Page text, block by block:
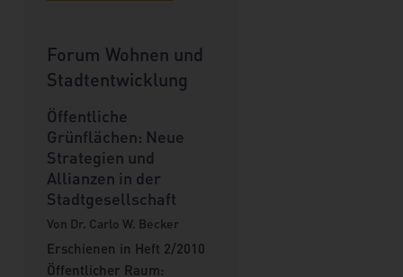
Forum Wohnen und
Stadtentwicklung
Öffentliche
Grünflächen: Neue
Strategien und
Allianzen in der
Stadtgesellschaft
Von Dr. Carlo W. Becker
Erschienen in Heft 2/2010
Öffentlicher Raum: